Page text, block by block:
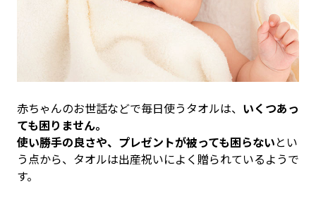
赤ちゃんのお世話などで毎日使うタオルは、 いくつあっ
ても困りません。
使い勝手の良さや、プレゼントが被っても困らないとい
う点から、タオルは出産祝いによく贈られているようで
す。